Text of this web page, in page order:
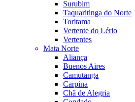
Surubim
Taquaritinga do Norte
Toritama
Vertente do Lério
Vertentes
Mata Norte
Aliança
Buenos Aires
Camutanga
Carpina
Chã de Alegria